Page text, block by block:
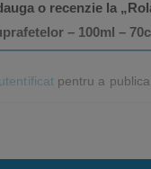
o recenzie la
– 100ml –
pentru a publica